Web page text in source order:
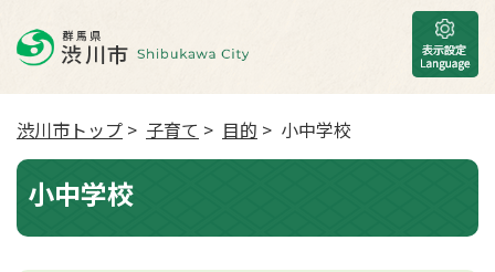
渋川市トップ > 子育て > 目的 > 小中学校
小中学校